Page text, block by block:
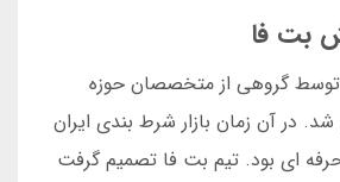
بت فا
بت فا در سال ۱۳۹۵ توسط گروهی از متخصصان حوزه
در آن زمان بازار شرط بندی ایران
ای بود. تیم بت فا تصمیم گرفت